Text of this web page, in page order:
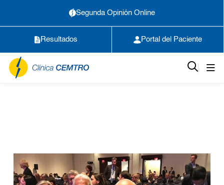
Segunda Opinión Online
Resultados Portal del Paciente